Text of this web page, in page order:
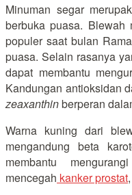
Minuman segar
berbuka puasa. Blewah
populer saat bulan
puasa. Selain rasanya
dapat membantu
Kandungan antioksidan
zeaxanthinberperan
Warna kuning dari
mengandung beta
membantu
mencegah kanker prostat